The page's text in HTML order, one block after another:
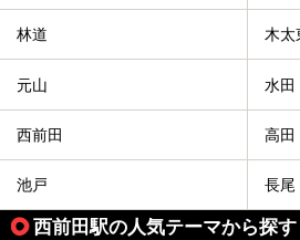
林道 木太
元山 水田
西前田 高田
池戸 長尾
西前田駅の人気テーマから探す